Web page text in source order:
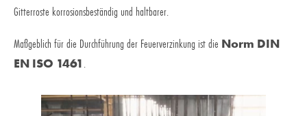
Gitterroste korrosionsbeständig und haltbarer.
Maßgeblich für die Durchführung der Feuerverzinkung ist die Norm DIN
EN ISO 1461